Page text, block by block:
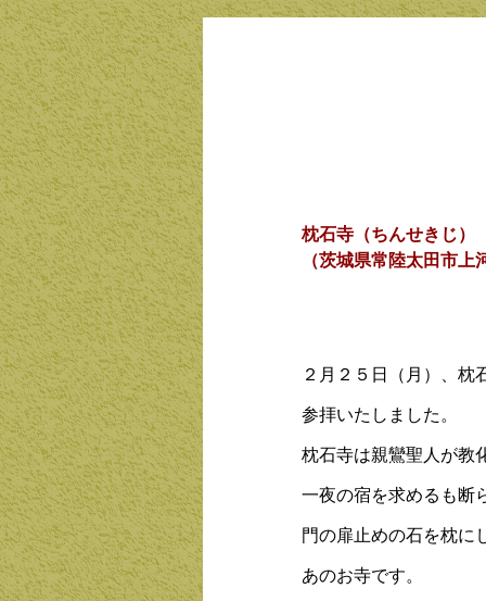
枕石寺（ちんせきじ）
（茨城県常陸太田市上
２月２５日（月）、枕
参拝いたしました。
枕石寺は親鸞聖人が教
一夜の宿を求めるも断
門の扉止めの石を枕に
あのお寺です。